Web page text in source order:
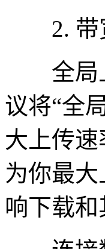
2. 带
全局上
议将“全
大上传
为你最
响下载和